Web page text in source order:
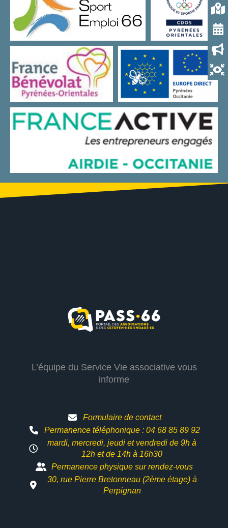
L’équipe du Service Vie associative vous
informe
Formulaire de contact
Permanence téléphonique : 04 68 85 89 92
mardi, mercredi, jeudi et vendredi de 9h à
12h etde 14h à 16h30
Permanence physique sur rendez-vous
30, rue Pierre Bretonneau (2ème étage) à
Perpignan